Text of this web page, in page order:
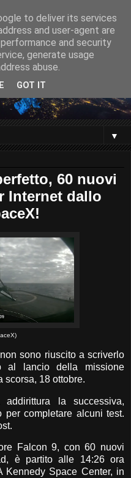
▼
60 nuovi
Internet dallo
sono riuscito a scriverlo
al lancio della missione
scorsa, 18 ottobre.
la successiva,
per completare alcuni test.
Falcon 9, con 60 nuovi
è partito alle 14:26 ora
Kennedy Space Center, in
to deliver its services
and user-agent are
and security
generate usage
abuse.
GOT IT